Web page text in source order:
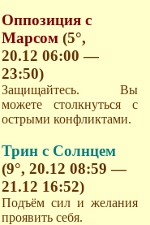
Оппозиция с
Марсом(5°,
20.12 06:00 —
23:50)
Защищайтесь. Вы
можете столкнуться с
острыми конфликтами.
Трин с Солнцем
(9°, 20.12 08:59 —
21.12 16:52)
Подъём сил и желания
проявить себя.